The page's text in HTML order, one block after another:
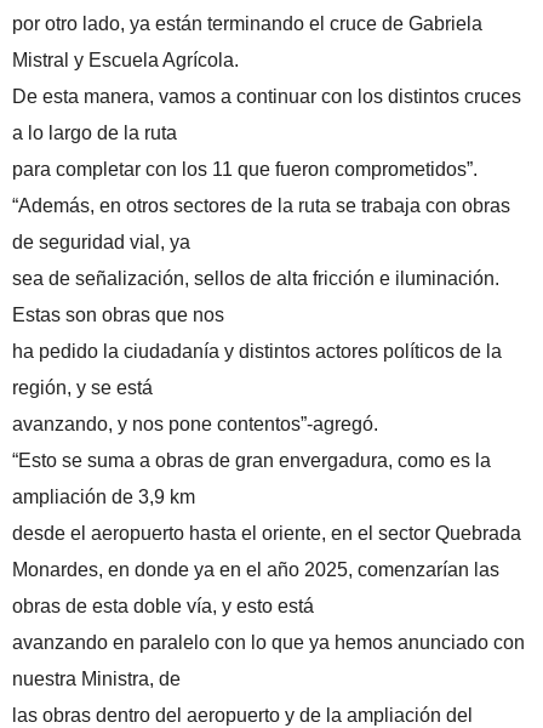
por otro lado, ya están terminando el cruce de Gabriela
Mistral y Escuela Agrícola.
De esta manera, vamos a continuar con los distintos cruces
a lo largo de la ruta
para completar con los 11 que fueron comprometidos”.
“Además, en otros sectores de la ruta se trabaja con obras
de seguridad vial, ya
sea de señalización, sellos de alta fricción e iluminación.
Estas son obras que nos
ha pedido la ciudadanía y distintos actores políticos de la
región, y se está
avanzando, y nos pone contentos”-agregó.
“Esto se suma a obras de gran envergadura, como es la
ampliación de 3,9 km
desde el aeropuerto hasta el oriente, en el sector Quebrada
Monardes, en donde ya en el año 2025, comenzarían las
obras de esta doble vía, y esto está
avanzando en paralelo con lo que ya hemos anunciado con
nuestra Ministra, de
las obras dentro del aeropuerto y de la ampliación del